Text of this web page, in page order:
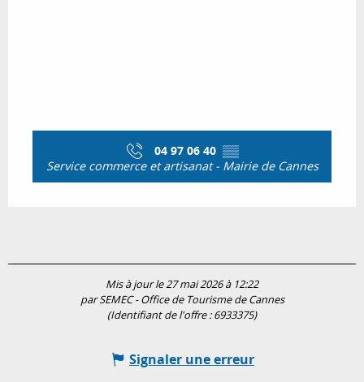
04 97 06 40 ▒▒
Service commerce et artisanat - Mairie de Cannes
Mis à jour le 27 mai 2026 à 12:22
par SEMEC - Office de Tourisme de Cannes
(Identifiant de l'offre :6933375)
Signaler une erreur